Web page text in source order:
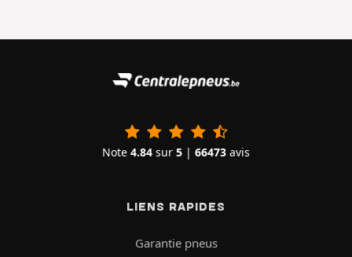
Note 4.84 sur 5 | 66473 avis
LIENS RAPIDES
Garantie pneus